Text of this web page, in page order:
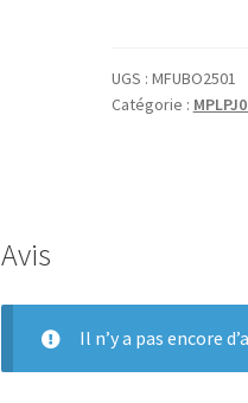
BOIS
TRAPPE
UGS : MFUBO2501
Catégorie :
Avis
Il n’y a pas encore